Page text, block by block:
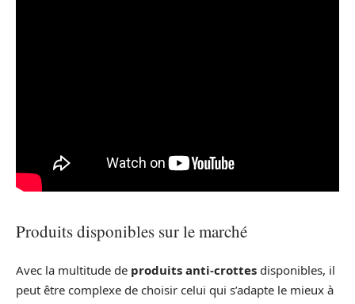
Produits disponibles sur le marché
Avec la multitude de produits anti-crottes disponibles, il
peut être complexe de choisir celui qui s’adapte le mieux à